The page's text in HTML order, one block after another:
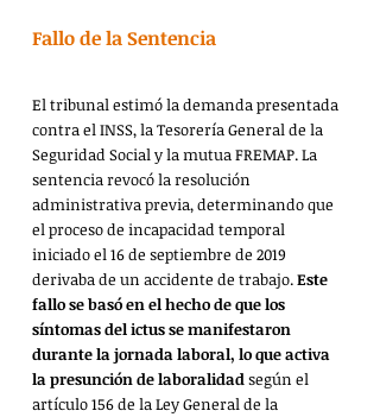
Fallo de la Sentencia
El tribunal estimó la demanda presentada
contra el INSS, la Tesorería General de la
Seguridad Social y la mutua FREMAP. La
sentencia revocó la resolución
administrativa previa, determinando que
el proceso de incapacidad temporal
iniciado el 16 de septiembre de 2019
derivaba de un accidente de trabajo. Este
fallo se basó en el hecho de que los
síntomas del ictus se manifestaron
durante la jornada laboral, lo que activa
la presunción de laboralidad según el
artículo 156 de la Ley General de la